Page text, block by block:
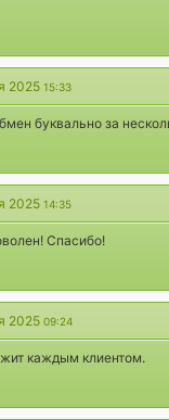
2025 15:33
буквально за
2025 14:35
Спасибо!
2025 09:24
каждым клиентом.